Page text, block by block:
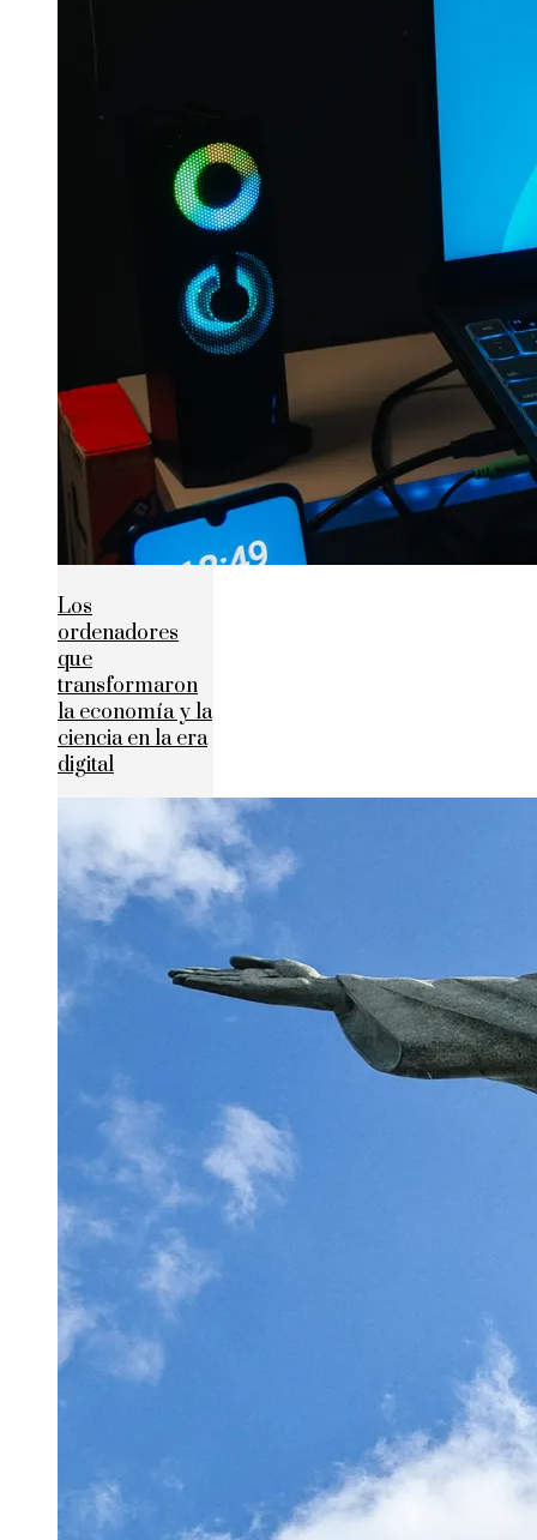
Los
ordenadores
que
transformaron
la economía y la
ciencia en la era
digital